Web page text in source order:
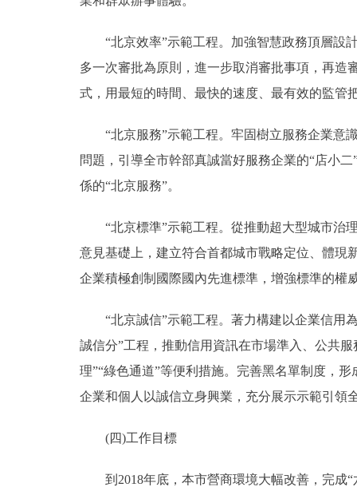
“北京效率”示範工程。加強智慧政務頂層設計
多一次審批為原則，進一步取消審批事項，再造
式，用最短的時間、最快的速度、最有效的監管
“北京服務”示範工程。牢固樹立服務企業意識
問題，引導全市幹部真誠當好服務企業的“店小
係的“北京服務”。
“北京標準”示範工程。從推動超大型城市治理
意見基礎上，建立符合首都城市戰略定位、體現
企業積極創制國際國內先進標準，增強標準的權
“北京誠信”示範工程。著力構建以企業信用為
誠信分”工程，推動信用資訊在市場準入、公共
理”“綠色通道”等便利措施。完善黑名單制度，
企業和個人以誠信立身興業，充分展示示範引領
(四)工作目標
到2018年底，本市營商環境大幅改善，完成“